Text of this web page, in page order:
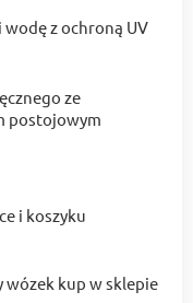
z ochroną UV
ze
postojowym
i koszyku